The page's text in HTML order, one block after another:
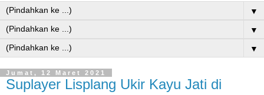
▼
▼
▼
Jumat, 12 Maret 2021
Suplayer Lisplang Ukir Kayu Jati di